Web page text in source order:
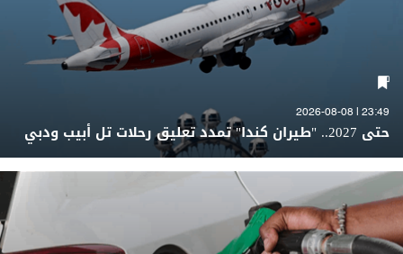
23:49 | 2026-08-08
حتى 2027.. "طيران كندا" تمدد تعليق رحلات تل أبيب ودبي